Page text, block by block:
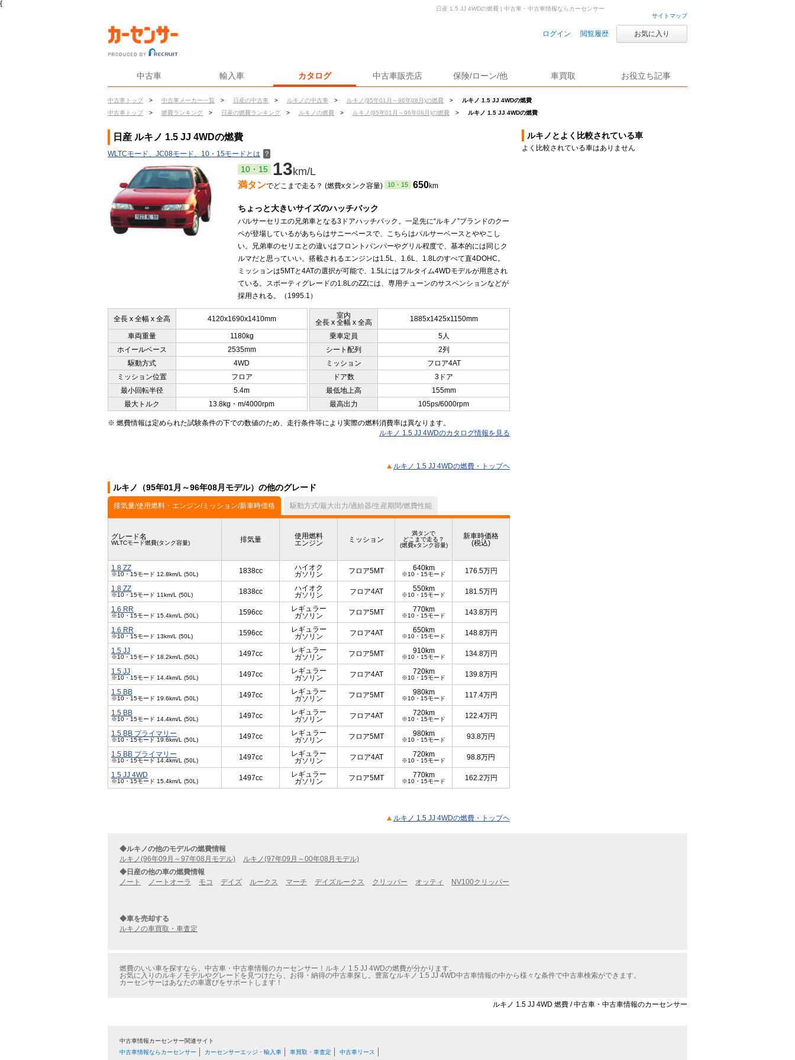
{
サイトマップ
ログイン 閲覧履歴 お気に入り
中古車 輸入車 カタログ 中古車販売店 保険/ローン/他 車買取 お役立ち記事
中古車トップ > 中古車メーカー一覧 > 日産の中古車 > ルキノの中古車 > ルキノ(95年01月～96年08月)の燃費 >
ルキノ 1.5 JJ 4WDの燃費
中古車トップ
> 燃費ランキング > 日産の燃費ランキング > ルキノの燃費 > ルキノ(95年01月～96年08月)の燃費 > ルキノ 1.5 JJ 4WDの燃費
日産 1.5 JJ 4WDの燃費 | 中古車・中古車情報ならカーセンサー
日産 ルキノ 1.5 JJ 4WDの燃費
WLTCモード、JC08モード、10・15モードとは ？
10・15 13km/L
満タンでどこまで走る？ (燃費xタンク容量) 10・15 650km
ちょっと大きいサイズのハッチバック
パルサーセリエの兄弟車となる3ドアハッチバック。一足先に“ルキノ”ブランドのクー
ペが登場しているがあちらはサニーベースで、こちらはパルサーベースとややこし
い。兄弟車のセリエとの違いはフロントバンパーやグリル程度で、基本的には同じク
ルマだと思っていい。搭載されるエンジンは1.5L、1.6L、1.8Lのすべて直4DOHC。
ミッションは5MTと4ATの選択が可能で、1.5Lにはフルタイム4WDモデルが用意され
ている。スポーティグレードの1.8LのZZには、専用チューンのサスペンションなどが
採用される。（1995.1）
全長 x 全幅 x 全高 4120x1690x1410mm
室内
全長 x 全幅 x 全高
1885x1425x1150mm
車両重量 1180kg 乗車定員
5人
ホイールベース
2535mm シート配列
2列
駆動方式
4WD ミッション
フロア4AT
ミッション位置
フロア ドア数
3ドア
最小回転半径
5.4m 最低地上高
155mm
最大トルク
13.8kg・m/4000rpm 最高出力 105ps/6000rpm
※ 燃費情報は定められた試験条件の下での数値のため、走行条件等により実際の燃料消費率は異なります。
ルキノ 1.5 JJ 4WDのカタログ情報を見る
ルキノ 1.5 JJ 4WDの燃費・トップヘ
ルキノ（95年01月～96年08月モデル）の他のグレード
排気量/使用燃料・エンジン/ミッション/新車時価格 駆動方式/最大出力/過給器/生産期間/燃費性能
グレード名
WLTCモード燃費(タンク容量) 排気量
使用燃料
エンジン
ミッション
満タンで
どこまで走る？
(燃費xタンク容量)
新車時価格
(税込)
1.8 ZZ
※10・15モード 12.8km/L (50L) 1838cc
ハイオク
ガソリン
フロア5MT 640km
※10・15モード 176.5万円
1.8 ZZ
※10・15モード 11km/L (50L) 1838cc
ハイオク
ガソリン
フロア4AT 550km
※10・15モード 181.5万円
1.6 RR
※10・15モード 15.4km/L (50L) 1596cc
レギュラー
ガソリン
フロア5MT 770km
※10・15モード 143.8万円
1.6 RR
※10・15モード 13km/L (50L) 1596cc
レギュラー
ガソリン
フロア4AT 650km
※10・15モード 148.8万円
1.5 JJ
※10・15モード 18.2km/L (50L) 1497cc
レギュラー
ガソリン
フロア5MT 910km
※10・15モード 134.8万円
1.5 JJ
※10・15モード 14.4km/L (50L) 1497cc
レギュラー
ガソリン
フロア4AT 720km
※10・15モード 139.8万円
1.5 BB
※10・15モード 19.6km/L (50L) 1497cc
レギュラー
ガソリン
フロア5MT 980km
※10・15モード 117.4万円
1.5 BB
※10・15モード 14.4km/L (50L) 1497cc
レギュラー
ガソリン
フロア4AT 720km
※10・15モード 122.4万円
1.5 BB プライマリー
※10・15モード 19.6km/L (50L) 1497cc
レギュラー
ガソリン
フロア5MT 980km
※10・15モード 93.8万円
1.5 BB プライマリー
※10・15モード 14.4km/L (50L) 1497cc
レギュラー
ガソリン
フロア4AT 720km
※10・15モード 98.8万円
1.5 JJ 4WD
※10・15モード 15.4km/L (50L) 1497cc
レギュラー
ガソリン
フロア5MT 770km
※10・15モード 162.2万円
ルキノ 1.5 JJ 4WDの燃費・トップヘ
ルキノとよく比較されている車
よく比較されている車はありません
◆ルキノの他のモデルの燃費情報
ルキノ(96年09月～97年08月モデル)
ルキノ(97年09月～00年08月モデル)
◆日産の他の車の燃費情報
ノート
ノートオーラ モコ デイズ ルークス マーチ デイズルークス クリッパー オッティ NV100クリッパー
◆車を売却する
ルキノの車買取・車査定
燃費のいい車を探すなら、中古車・中古車情報のカーセンサー！ルキノ 1.5 JJ 4WDの燃費が分かります。
お気に入りのルキノモデルやグレードを見つけたら、お得・納得の中古車探し。豊富なルキノ 1.5 JJ 4WD中古車情報の中から様々な条件で中古車検索ができます。
カーセンサーはあなたの車選びをサポートします！
ルキノ 1.5 JJ 4WD 燃費 / 中古車・中古車情報のカーセンサー
中古車情報カーセンサー関連サイト
中古車情報ならカーセンサー
カーセンサーエッジ・輸入車 車買取・車査定 中古車リース